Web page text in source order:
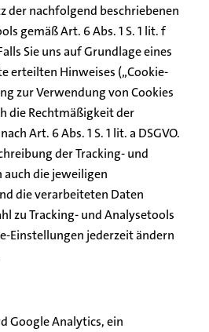
der nachfolgend beschriebenen
gemäß Art. 6 Abs. 1 S. 1 lit. f
Sie uns auf Grundlage eines
erteilten Hinweises („Cookie-
zur Verwendung von Cookies
die Rechtmäßigkeit der
Art. 6 Abs. 1 S. 1 lit. a DSGVO.
der Tracking- und
auch die jeweiligen
die verarbeiteten Daten
zu Tracking- und Analysetools
Einstellungen jederzeit ändern
Google Analytics, ein